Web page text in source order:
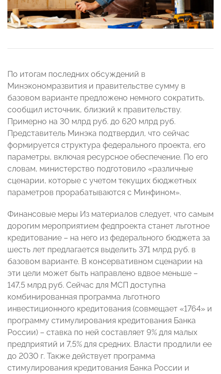
По итогам последних обсуждений в
Минэкономразвития и правительстве сумму в
базовом варианте предложено немного сократить,
сообщил источник, близкий к правительству.
Примерно на 30 млрд руб. до 620 млрд руб.
Представитель Минэка подтвердил, что сейчас
формируется структура федерального проекта, его
параметры, включая ресурсное обеспечение. По его
словам, министерство подготовило «различные
сценарии, которые с учетом текущих бюджетных
параметров прорабатываются с Минфином».
Финансовые меры Из материалов следует, что самым
дорогим мероприятием федпроекта станет льготное
кредитование – на него из федерального бюджета за
шесть лет предлагается выделить 371 млрд руб. в
базовом варианте. В консервативном сценарии на
эти цели может быть направлено вдвое меньше –
147,5 млрд руб. Сейчас для МСП доступна
комбинированная программа льготного
инвестиционного кредитования (совмещает «1764» и
программу стимулирования кредитования Банка
России) – ставка по ней составляет 9% для малых
предприятий и 7,5% для средних. Власти продлили ее
до 2030 г. Также действует программа
стимулирования кредитования Банка России и